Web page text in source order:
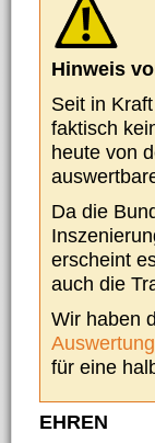
Hinweis
Seit in
faktisch
heute von
Da die
erscheint
auch die
Wir haben
für eine
EHREN